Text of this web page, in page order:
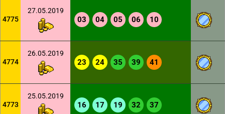
4775
27.05.2019
03 04 05 06 10
4774
26.05.2019
23 24 35 39 41
4773
25.05.2019
16 17 19 32 37